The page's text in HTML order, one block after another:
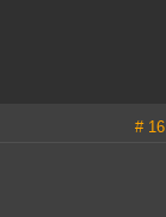
# 16